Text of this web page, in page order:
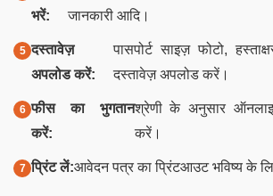
भरें:
जानकारी आदि।
दस्तावेज़
अपलोड करें:
पासपोर्ट साइज़ फोटो,
दस्तावेज़ अपलोड करें।
फीस का भुगतान
करें:
श्रेणी के अनुसार
करें।
प्रिंट लें:आवेदन पत्र का प्रिंटआउट भविष्य के